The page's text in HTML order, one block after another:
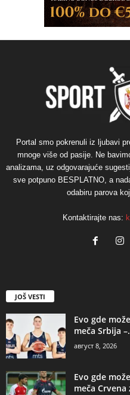
Portal smo pokrenuli iz ljubavi
mnoge više od pasije. Ne
analizama, uz odgovarajuće
sve potpuno BESPLATNO, a
odabiru parova
Kontaktirajte nas:
JOŠ VESTI
Evo gde
meča Srbija
август 8, 2026
Evo gde
meča Crvena